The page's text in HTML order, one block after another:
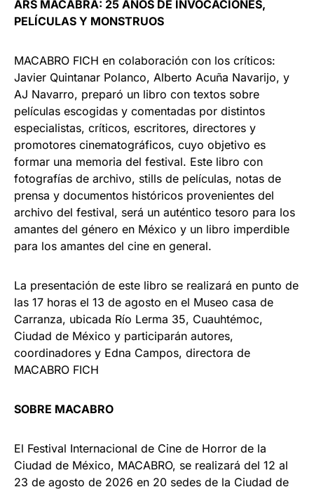
ARS MACABRA: 25 AÑOS DE INVOCACIONES,
PELÍCULAS Y MONSTRUOS
MACABRO FICH en colaboración con los críticos:
Javier Quintanar Polanco, Alberto Acuña Navarijo, y
AJ Navarro, preparó un libro con textos sobre
películas escogidas y comentadas por distintos
especialistas, críticos, escritores, directores y
promotores cinematográficos, cuyo objetivo es
formar una memoria del festival. Este libro con
fotografías de archivo, stills de películas, notas de
prensa y documentos históricos provenientes del
archivo del festival, será un auténtico tesoro para los
amantes del género en México y un libro imperdible
para los amantes del cine en general.
La presentación de este libro se realizará en punto de
las 17 horas el 13 de agosto en el Museo casa de
Carranza, ubicada Río Lerma 35, Cuauhtémoc,
Ciudad de México y participarán autores,
coordinadores y Edna Campos, directora de
MACABRO FICH
SOBRE MACABRO
El Festival Internacional de Cine de Horror de la
Ciudad de México, MACABRO, se realizará del 12 al
23 de agosto de 2026 en 20 sedes de la Ciudad de